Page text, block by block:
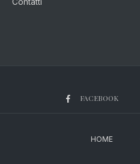
Contatti
FACEBOOK
HOME